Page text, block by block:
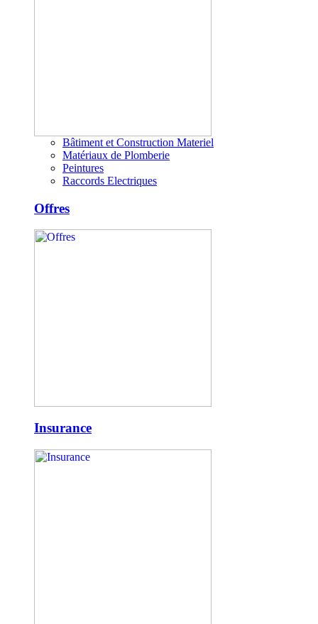
Bâtiment et Construction Materiel
Matériaux de Plomberie
Peintures
Raccords Electriques
Offres
Insurance